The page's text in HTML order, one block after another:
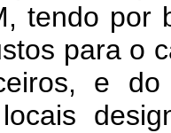
tendo por
para o
e